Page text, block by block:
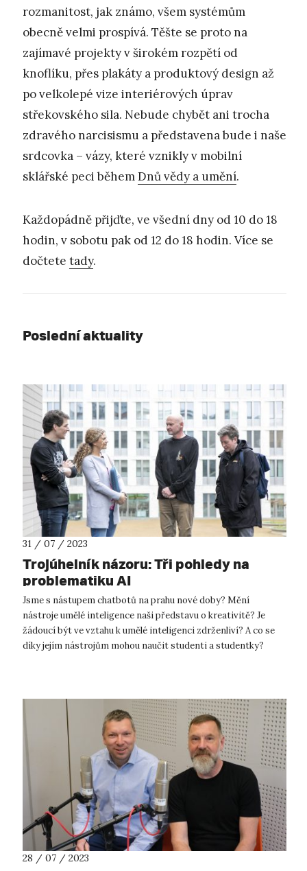
rozmanitost, jak známo, všem systémům
obecně velmi prospívá. Těšte se proto na
zajímavé projekty v širokém rozpětí od
knoflíku, přes plakáty a produktový design až
po velkolepé vize interiérových úprav
střekovského sila. Nebude chybět ani trocha
zdravého narcisismu a představena bude i naše
srdcovka – vázy, které vznikly v mobilní
sklářské peci běhemDnů vědy a umění.
Každopádně přijďte, ve všední dny od 10 do 18
hodin, v sobotu pak od 12 do 18 hodin. Více se
dočtete tady.
Poslední aktuality
31 / 07 / 2023
Trojúhelník názoru: Tři pohledy na
problematiku AI
Jsme s nástupem chatbotů na prahu nové doby? Mění
nástroje umělé inteligence naši představu o kreativitě? Je
žádoucí být ve vztahu k umělé inteligenci zdrženliví? A co se
díky jejím nástrojům mohou naučit studenti a studentky?
28 / 07 / 2023